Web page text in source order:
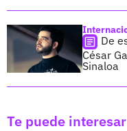
De
César
Sinaloa
Te puede interesar